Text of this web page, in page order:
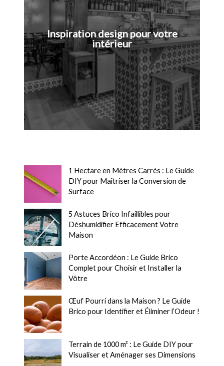
Inspiration design pour votre
intérieur
1 Hectare en Mètres Carrés : Le Guide
DIY pour Maîtriser la Conversion de
Surface
5 Astuces Brico Infaillibles pour
Déshumidifier Efficacement Votre
Maison
Porte Accordéon : Le Guide Brico
Complet pour Choisir et Installer la
Vôtre
Œuf Pourri dans la Maison ? Le Guide
Brico pour Identifier et Éliminer l’Odeur !
Terrain de 1000 m² : Le Guide DIY pour
Visualiser et Aménager ses Dimensions